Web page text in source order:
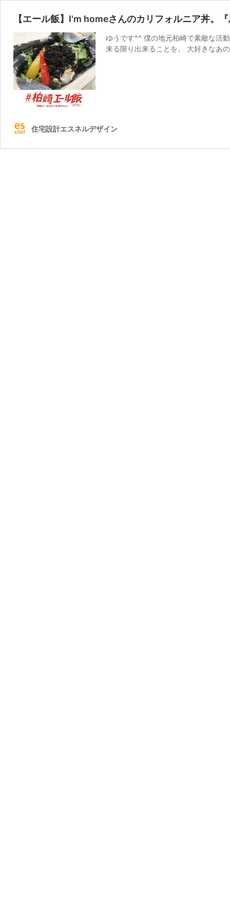
【エール飯】I'm homeさんのカリフォルニア丼。
ゆうです^^ 僕の地元柏崎で素敵な活
来る限り出来ることを。 大好きなあ
住宅設計エスネルデザイン